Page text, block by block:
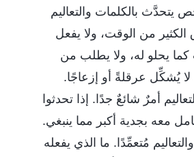
يتحدَّث بالكلمات والتعاليم
من الوقت، ولا يفعل
يحلو له، ولا يطلب من
يُشكِّل عرقلةً أو إزعاجًا.
أمرٌ شائعٌ جدًا. إذا تحدثوا
معه بجدية أكبر مما ينبغي.
مُتعمِّدًا. ما الذي يفعله